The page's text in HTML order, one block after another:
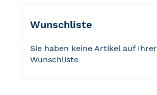
Wunschliste
Sie haben keine Artikel auf Ihrer
Wunschliste